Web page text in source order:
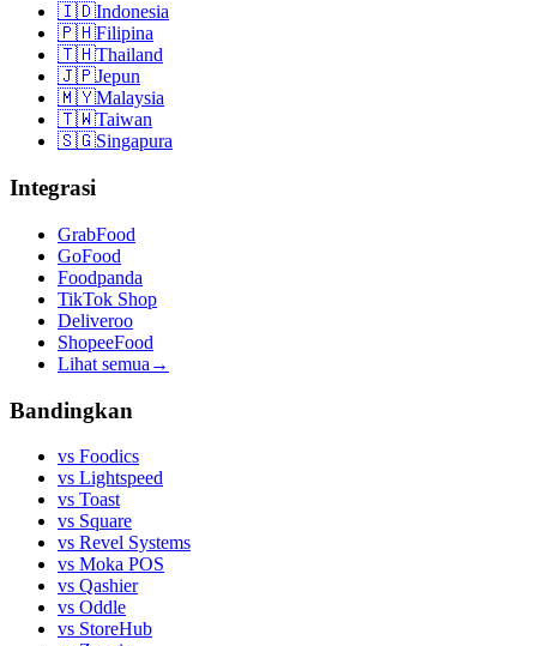
🇮🇩Indonesia
🇵🇭Filipina
🇹🇭Thailand
🇯🇵Jepun
🇲🇾Malaysia
🇹🇼Taiwan
🇸🇬Singapura
Integrasi
GrabFood
GoFood
Foodpanda
TikTok Shop
Deliveroo
ShopeeFood
Lihat semua →
Bandingkan
vs Foodics
vs Lightspeed
vs Toast
vs Square
vs Revel Systems
vs Moka POS
vs Qashier
vs Oddle
vs StoreHub